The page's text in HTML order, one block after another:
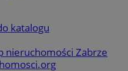
katalogu
nieruchomości Zabrze